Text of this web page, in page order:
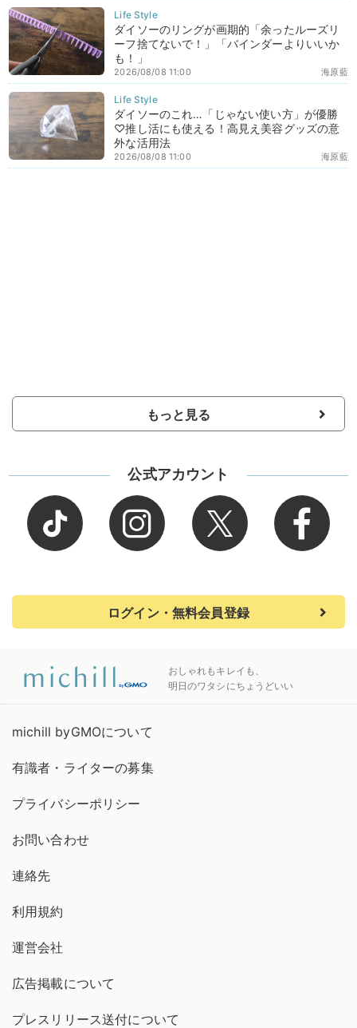
ダイソーのリングが画期的「余ったルーズリ
ーフ捨てないで！」「バインダーよりいいか
も！」
海原藍
2026/08/08 11:00
ダイソーのこれ…「じゃない使い方」が優勝
♡推し活にも使える！高見え美容グッズの意
外な活用法
海原藍
2026/08/08 11:00
もっと見る
公式アカウント
ログイン・無料会員登録
おしゃれもキレイも、
明日のワタシにちょうどいい
michill byGMOについて
有識者・ライターの募集
プライバシーポリシー
お問い合わせ
連絡先
利用規約
運営会社
広告掲載について
プレスリリース送付について